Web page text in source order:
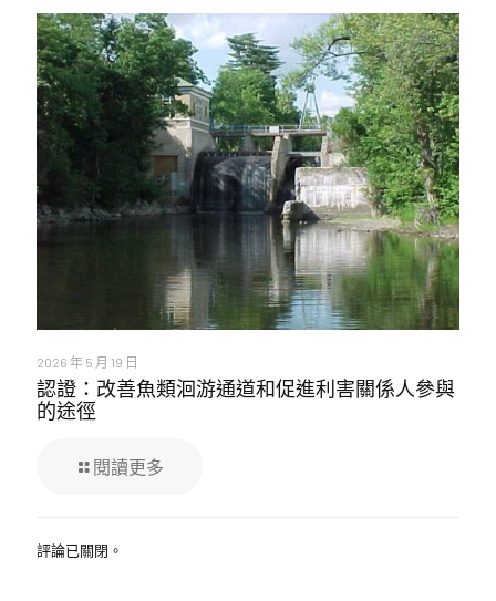
2026 年 5 月 19 日
認證：改善魚類洄游通道和促進利害關係人參與
的途徑
閱讀更多
評論已關閉。